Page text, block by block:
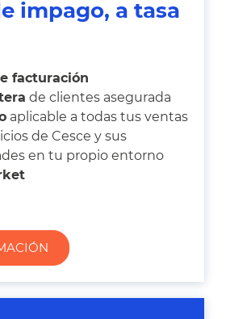
impago, a tasa
facturación
de clientes asegurada
aplicable a todas tus ventas
de Cesce y sus
en tu propio entorno